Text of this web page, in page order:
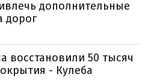
дополнительные
дорог
восстановили 50 тысяч
- Кулеба